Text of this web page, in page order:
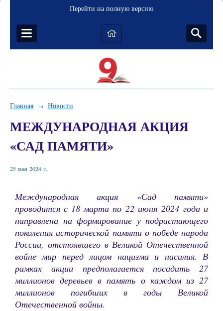
Перейти на полную версию
Главная → Новости
МЕЖДУНАРОДНАЯ АКЦИЯ
«САД ПАМЯТИ»
25 мая 2024 г.
Международная акция «Сад памяти»
проводится с 18 марта по 22 июня 2024 года и
направлена на формирование у подрастающего
поколения исторической памяти о победе народа
России, отстоявшего в Великой Отечественной
войне мир перед лицом нацизма и насилия. В
рамках акции предполагается посадить 27
миллионов деревьев в память о каждом из 27
миллионов погибших в годы Великой
Отечественной войны.